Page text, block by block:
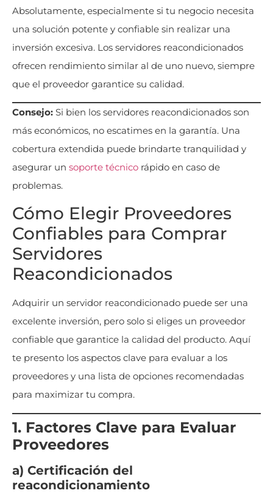
Absolutamente, especialmente si tu negocio necesita
una solución potente y confiable sin realizar una
inversión excesiva. Los servidores reacondicionados
ofrecen rendimiento similar al de uno nuevo, siempre
que el proveedor garantice su calidad.
Consejo: Si bien los servidores reacondicionados son
más económicos, no escatimes en la garantía. Una
cobertura extendida puede brindarte tranquilidad y
asegurar un soporte técnico rápido en caso de
problemas.
Cómo Elegir Proveedores
Confiables para Comprar
Servidores
Reacondicionados
Adquirir un servidor reacondicionado puede ser una
excelente inversión, pero solo si eliges un proveedor
confiable que garantice la calidad del producto. Aquí
te presento los aspectos clave para evaluar a los
proveedores y una lista de opciones recomendadas
para maximizar tu compra.
1. Factores Clave para Evaluar
Proveedores
a) Certificación del
reacondicionamiento